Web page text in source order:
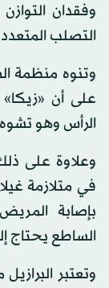
وفقدان
التصلب
وتنوه منظمة
على أن
الرأس وهو
وعلاوة على
في متلازمة
بإصابة
الساطع يحتاج
وتعتبر